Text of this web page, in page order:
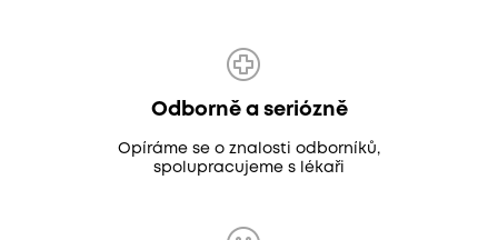
Odborně a seriózně
Opíráme se o znalosti odborníků,
spolupracujeme s lékaři